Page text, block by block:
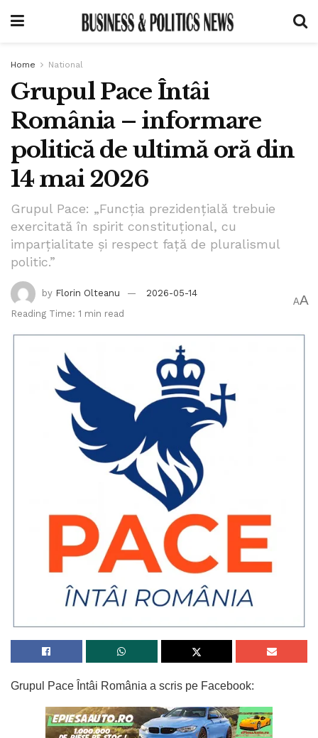
Home National
Grupul Pace Întâi
România – informare
politică de ultimă oră din
14 mai 2026
Grupul Pace: „Funcția prezidențială trebuie
exercitată în spirit constituțional, cu
imparțialitate și respect față de pluralismul
politic.”
by Florin Olteanu
2026-05-14
Reading Time: 1 min read
AA
Grupul Pace Întâi România a scris pe Facebook: